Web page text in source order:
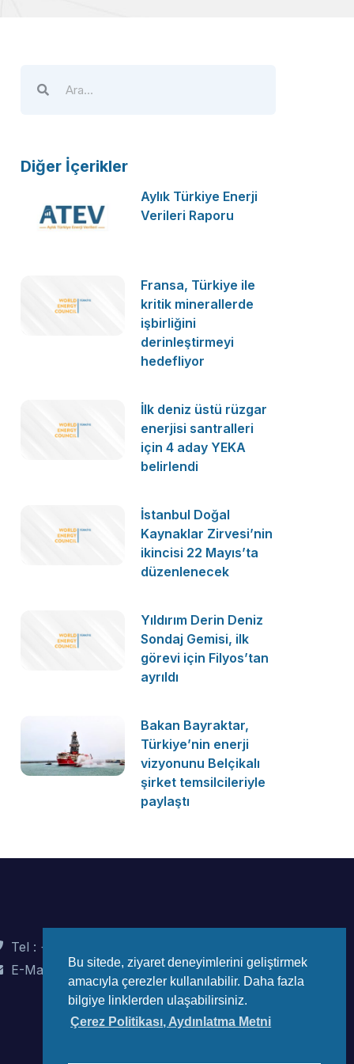
Diğer İçerikler
Aylık Türkiye Enerji
Verileri Raporu
Fransa, Türkiye ile
kritik minerallerde
işbirliğini
derinleştirmeyi
hedefliyor
İlk deniz üstü rüzgar
enerjisi santralleri
için 4 aday YEKA
belirlendi
İstanbul Doğal
Kaynaklar Zirvesi’nin
ikincisi 22 Mayıs’ta
düzenlenecek
Yıldırım Derin Deniz
Sondaj Gemisi, ilk
görevi için Filyos’tan
ayrıldı
Bakan Bayraktar,
Türkiye’nin enerji
vizyonunu Belçikalı
şirket temsilcileriyle
paylaştı
Tel : +90 (312) 442 82 78
E-Mail : info@wec-turkiye.org.tr
Bu sitede, ziyaret deneyimlerini geliştirmek
amacıyla çerezler kullanılabilir. Daha fazla
bilgiye linklerden ulaşabilirsiniz.
Çerez Politikası, Aydınlatma Metni